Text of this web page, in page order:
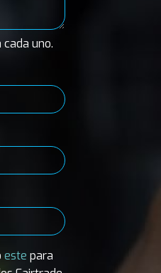
uno.
este para